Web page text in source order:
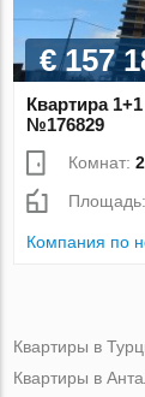
€ 157
Квартира
№176829
Комнат:2
Компания по
Квартиры в
Квартиры в